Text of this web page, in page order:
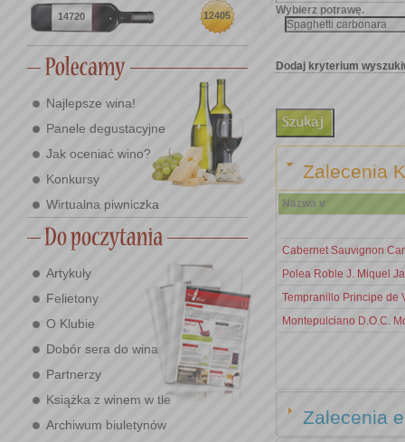
14720 12405
Najlepsze wina!
Panele degustacyjne
Jak oceniać wino?
Konkursy
Wirtualna piwniczka
Artykuły
Felietony
O Klubie
Dobór sera do wina
Partnerzy
Książka z winem w tle
Archiwum biuletynów
Wybierz potrawę.
Dodaj kryterium
Zalecenia
Nazwa v
Cabernet Sauvignon
Polea Roble J. Miquel
Tempranillo Principe de
Montepulciano D.O.C.
Zalecenia